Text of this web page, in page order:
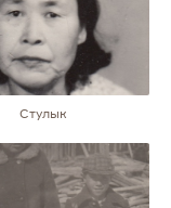
Стулык